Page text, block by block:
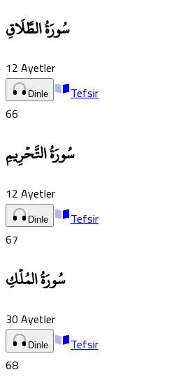
سُورَةُ الطَّلَاقِ
12Ayetler
Dinle
Tefsir
66
سُورَةُ التَّحۡرِيمِ
12Ayetler
Dinle
Tefsir
67
سُورَةُ المُلۡكِ
30Ayetler
Dinle
Tefsir
68